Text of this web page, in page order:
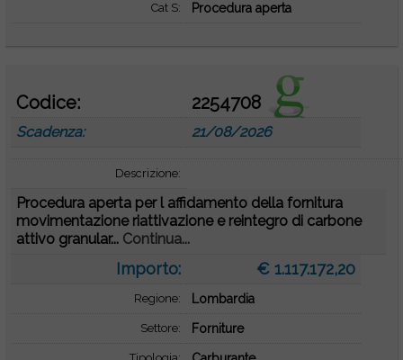
Cat S: Procedura aperta
Codice: 2254708
Scadenza: 21/08/2026
Descrizione:
Procedura aperta per l affidamento della fornitura
movimentazione riattivazione e reintegro di carbone
attivo granular... Continua...
Importo: € 1.117.172,20
Regione: Lombardia
Settore: Forniture